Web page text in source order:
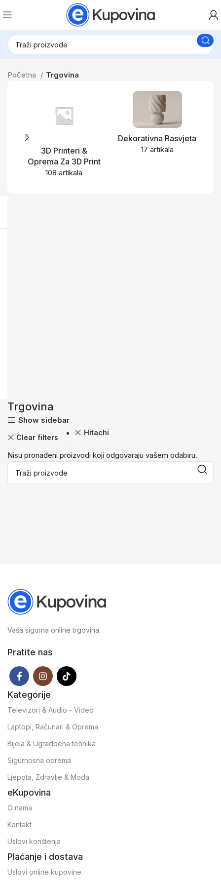
Početna Trgovina
3D Printeri &
Oprema Za 3D Print
108 artikala
Dekorativna Rasvjeta
17 artikala
Trgovina
Show sidebar
Clear filters
Hitachi
Nisu pronađeni proizvodi koji odgovaraju vašem odabiru.
Vaša sigurna online trgovina.
Pratite nas
Kategorije
Televizori & Audio - Video
Laptopi, Računari & Oprema
Bijela & Ugradbena tehnika
Sigurnosna oprema
Ljepota, Zdravlje & Moda
eKupovina
O nama
Kontakt
Uslovi korištenja
Plaćanje i dostava
Uslovi online kupovine